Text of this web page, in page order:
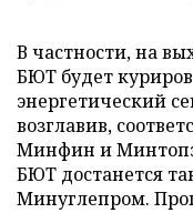
В частности, на
БЮТ будет
энергетический
возглавив,
Минфин и
БЮТ достанется
Минуглепром.